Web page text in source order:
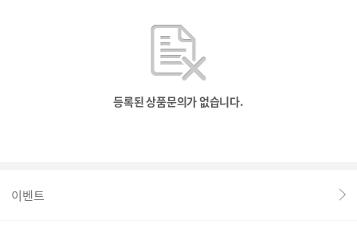
등록된 상품문의가 없습니다.
이벤트